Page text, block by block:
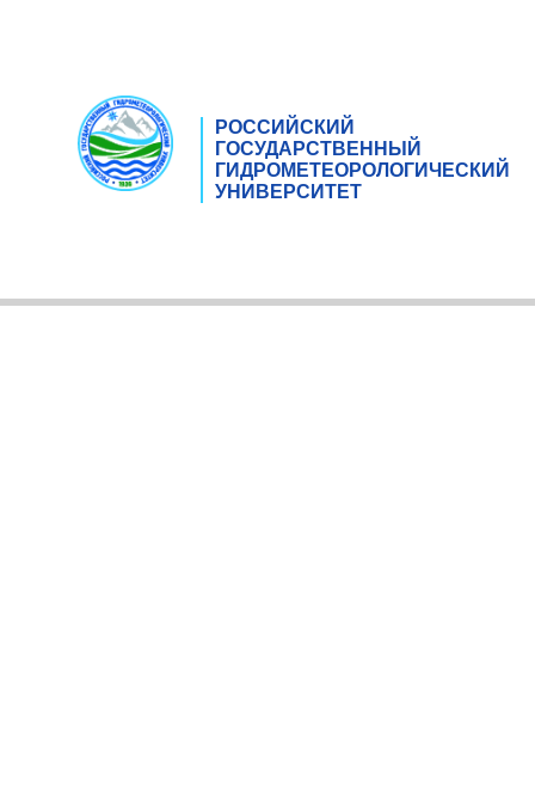
РОССИЙСКИЙ
ГОСУДАРСТВЕННЫЙ
ГИДРОМЕТЕОРОЛОГИЧЕСКИЙ
УНИВЕРСИТЕТ